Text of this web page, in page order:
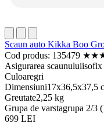
Scaun auto Kikka Boo
Cod produs: 135479 ★★
Asigurarea scaunuluiisofix
Culoaregri
Dimensiuni17x36,5x37,5
Greutate2,25 kg
Grupa de varstagrupa 2/3
699 LEI